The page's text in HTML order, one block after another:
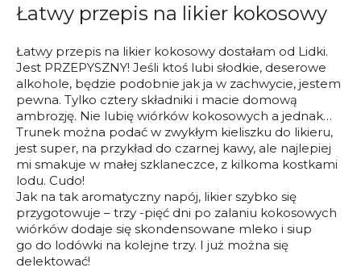
Łatwy przepis na likier kokosowy
Łatwy przepis na likier kokosowy dostałam od Lidki.
Jest PRZEPYSZNY! Jeśli ktoś lubi słodkie, deserowe
alkohole, będzie podobnie jak ja w zachwycie, jestem
pewna. Tylko cztery składniki i macie domową
ambrozję. Nie lubię wiórków kokosowych a jednak…
Trunek można podać w zwykłym kieliszku do likieru,
jest super, na przykład do czarnej kawy, ale najlepiej
mi smakuje w małej szklaneczce, z kilkoma kostkami
lodu. Cudo!
Jak na tak aromatyczny napój, likier szybko się
przygotowuje – trzy -pięć dni po zalaniu kokosowych
wiórków dodaje się skondensowane mleko i siup
go do lodówki na kolejne trzy. I już można się
delektować!